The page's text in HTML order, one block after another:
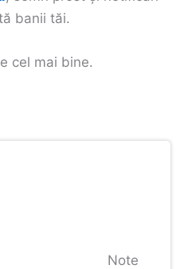
banii tăi.
cel mai bine.
Note